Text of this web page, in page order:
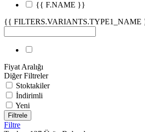
{{ F.NAME }}
{{ FILTERS.VARIANTS.TYPE1_NAME
Fiyat Aralığı
Diğer Filtreler
Stoktakiler
İndirimli
Yeni
Filtrele
Filtre